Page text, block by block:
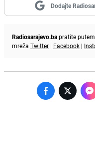
Dodajte
Radiosarajevo.bapratite
mreža Twitter | Facebook |